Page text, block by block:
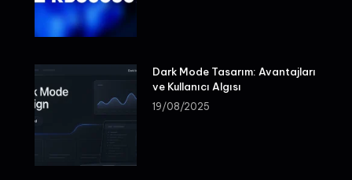
Dark Mode Tasarım: Avantajları
ve Kullanıcı Algısı
19/08/2025